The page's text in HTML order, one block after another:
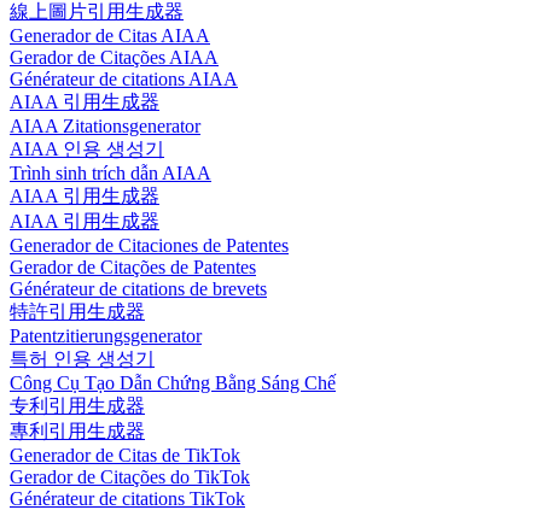
線上圖片引用生成器
Generador de Citas AIAA
Gerador de Citações AIAA
Générateur de citations AIAA
AIAA 引用生成器
AIAA Zitationsgenerator
AIAA 인용 생성기
Trình sinh trích dẫn AIAA
AIAA 引用生成器
AIAA 引用生成器
Generador de Citaciones de Patentes
Gerador de Citações de Patentes
Générateur de citations de brevets
特許引用生成器
Patentzitierungsgenerator
특허 인용 생성기
Công Cụ Tạo Dẫn Chứng Bằng Sáng Chế
专利引用生成器
專利引用生成器
Generador de Citas de TikTok
Gerador de Citações do TikTok
Générateur de citations TikTok